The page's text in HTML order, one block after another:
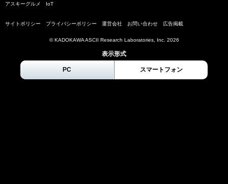
アスキーグルメ IoT
サイトポリシー プライバシーポリシー 運営会社 お問い合わせ 広告掲載
© KADOKAWA ASCII Research Laboratories, Inc. 2026
表示形式
PC スマートフォン